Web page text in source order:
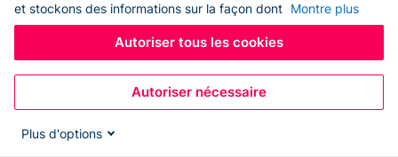
et stockons des informations sur la façon dont Montre plus
Autoriser tous les cookies
Autoriser nécessaire
Plus d'options